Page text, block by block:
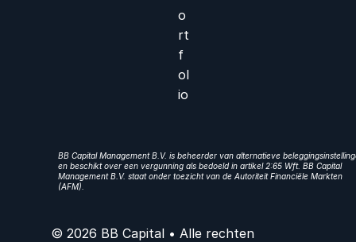
o
rt
f
ol
io
BB Capital Management B.V. is beheerder van alternatieve
en beschikt over een vergunning als bedoeld in artikel 2:65 Wft. BB Capital
Management B.V. staat onder toezicht van de Autoriteit Financiële Markten
(AFM).
© 2026 BB Capital • Alle rechten